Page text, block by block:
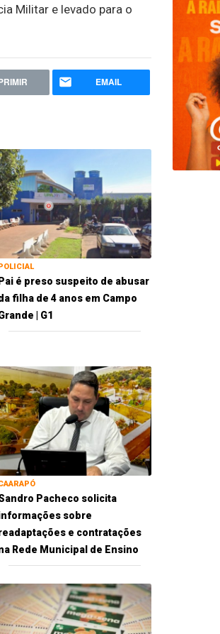
Militar e levado para o
EMAIL
POLICIAL
Pai é preso suspeito de abusar
filha de 4 anos em Campo
| G1
Pacheco solicita
sobre
e contratações
Rede Municipal de Ensino